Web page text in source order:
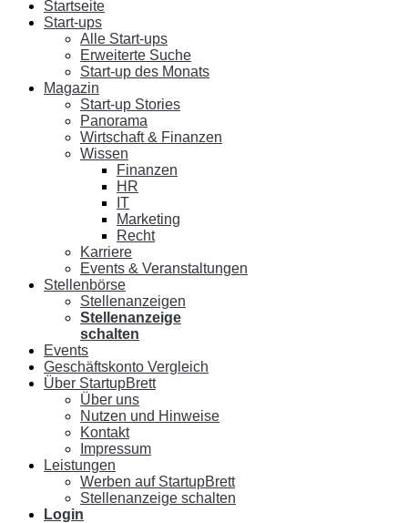
Startseite
Start-ups
Alle Start-ups
Erweiterte Suche
Start-up des Monats
Magazin
Start-up Stories
Panorama
Wirtschaft & Finanzen
Wissen
Finanzen
HR
IT
Marketing
Recht
Karriere
Events & Veranstaltungen
Stellenbörse
Stellenanzeigen
Stellenanzeige
schalten
Events
Geschäftskonto Vergleich
Über StartupBrett
Über uns
Nutzen und Hinweise
Kontakt
Impressum
Leistungen
Werben auf StartupBrett
Stellenanzeige schalten
Login